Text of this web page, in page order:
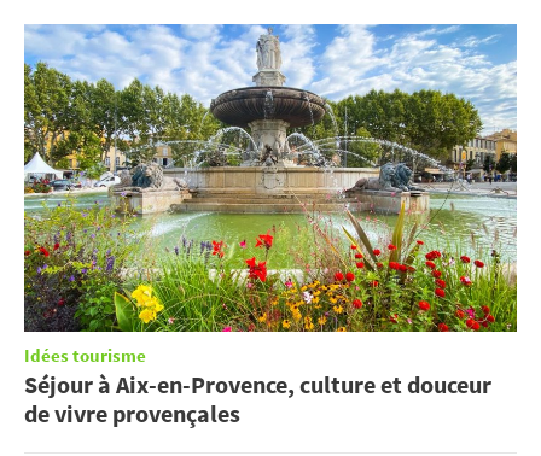
Idées tourisme
Séjour à Aix-en-Provence, culture et douceur
de vivre provençales